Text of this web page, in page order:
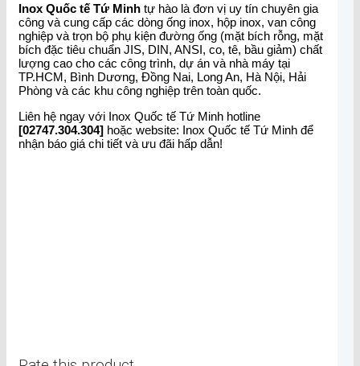
Inox Quốc tế Tứ Minh tự hào là đơn vị uy tín chuyên gia
công và cung cấp các dòng ống inox, hộp inox, van công
nghiệp và trọn bộ phụ kiện đường ống (mặt bích rỗng, mặt
bích đặc tiêu chuẩn JIS, DIN, ANSI, co, tê, bầu giảm) chất
lượng cao cho các công trình, dự án và nhà máy tại
TP.HCM, Bình Dương, Đồng Nai, Long An, Hà Nội, Hải
Phòng và các khu công nghiệp trên toàn quốc.
Liên hệ ngay với Inox Quốc tế Tứ Minh hotline
[02747.304.304] hoặc website: Inox Quốc tế Tứ Minh để
nhận báo giá chi tiết và ưu đãi hấp dẫn!